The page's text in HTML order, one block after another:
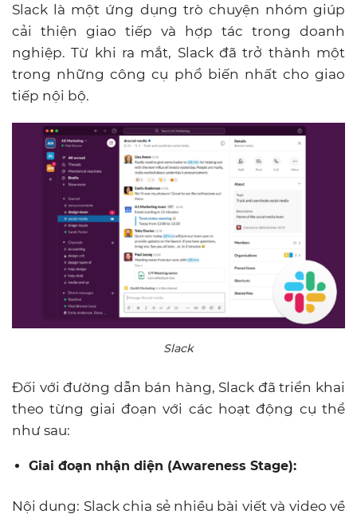
Slack là một ứng dụng trò chuyện nhóm giúp
cải thiện giao tiếp và hợp tác trong doanh
nghiệp. Từ khi ra mắt, Slack đã trở thành một
trong những công cụ phổ biến nhất cho giao
tiếp nội bộ.
Slack
Đối với đường dẫn bán hàng, Slack đã triển khai
theo từng giai đoạn với các hoạt động cụ thể
như sau:
Giai đoạn nhận diện (Awareness Stage):
Nội dung: Slack chia sẻ nhiều bài viết và video về